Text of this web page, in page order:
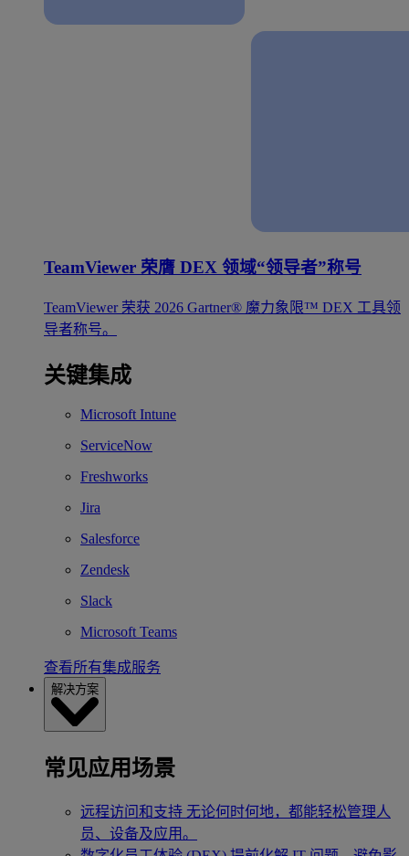
TeamViewer 荣膺 DEX 领域“领导者”称号
TeamViewer 荣获 2026 Gartner® 魔力象限™ DEX 工具领
导者称号。
关键集成
Microsoft Intune
ServiceNow
Freshworks
Jira
Salesforce
Zendesk
Slack
Microsoft Teams
查看所有集成服务
解决方案
常见应用场景
远程访问和支持 无论何时何地，都能轻松管理人
员、设备及应用。